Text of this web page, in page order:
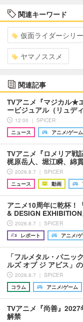
関連キーワード
仮面ライダーシリ
ヤマノススメ
関連記事
TVアニメ『マジカル★
ービジュアル（リュデ
12:00 ｜ SPICER
ニュース
アニメ/ゲーム
TVアニメ『ロメリア戦
梶原岳人、堀江瞬、綿
2026.8.7 ｜ SPICER
ニュース
動画
アニメ10周年に乾杯！
& DESIGN
2026.8.7 ｜ SPICER
レポート
アニメ/
「フルメタル・パニッ
ルズ オブ ジ アビス」
2026.8.7 ｜ SPICER
コラム
アニメ/ゲーム
TVアニメ『尚善』
解禁